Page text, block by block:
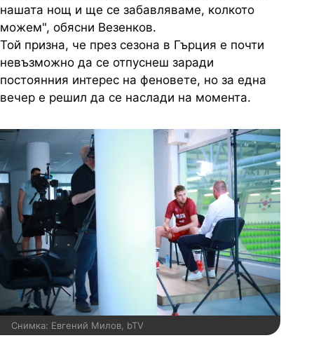
нашата нощ и ще се забавляваме, колкото
можем", обясни Везенков.
Той призна, че през сезона в Гърция е почти
невъзможно да се отпуснеш заради
постоянния интерес на феновете, но за една
вечер е решил да се наслади на момента.
Снимка: Евгений Милов, bTV